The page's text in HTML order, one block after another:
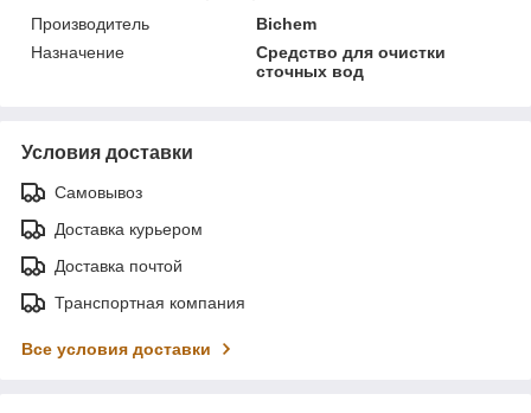
Производитель
Bichem
Назначение
Средство для очистки
сточных вод
Условия доставки
Самовывоз
Доставка курьером
Доставка почтой
Транспортная компания
Все условия доставки